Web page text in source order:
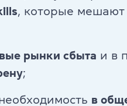
YLE Starters,
B2 First (FCE) +
, которые
рынки сбыта и в
;
в